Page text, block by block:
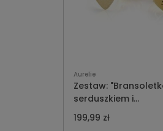
Aurelie
Zestaw:
serduszkiem i
grawerowaniem" +
z grawerem -
199,99 zł